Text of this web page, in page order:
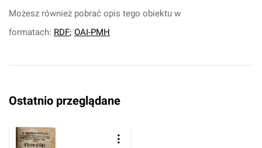
Możesz również pobrać opis tego obiektu w
formatach: RDF; OAI-PMH
Ostatnio przeglądane